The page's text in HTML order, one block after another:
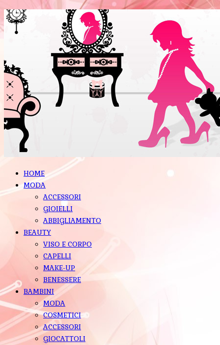
HOME
MODA
ACCESSORI
GIOIELLI
ABBIGLIAMENTO
BEAUTY
VISO E CORPO
CAPELLI
MAKE-UP
BENESSERE
BAMBINI
MODA
COSMETICI
ACCESSORI
GIOCATTOLI